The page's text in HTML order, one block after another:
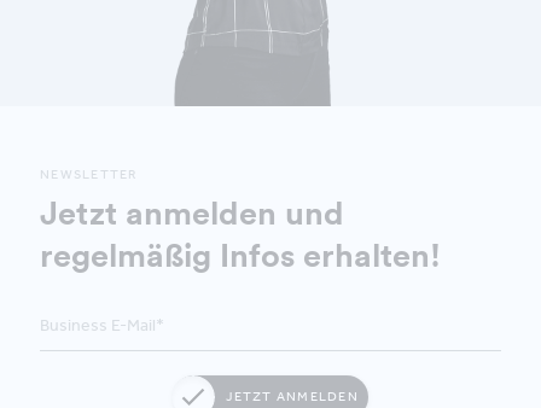
NEWSLETTER
Jetzt anmelden und
regelmäßig Infos erhalten!
JETZT ANMELDEN